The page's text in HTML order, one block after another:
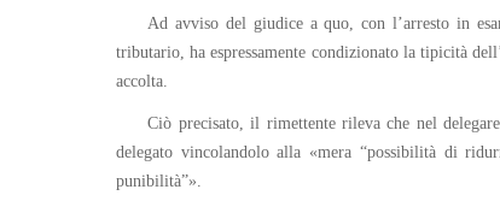
Ad avviso del giudice a quo, con l’arresto in
tributario, ha espressamente condizionato la tipicità
accolta.
Ciò precisato, il rimettente rileva che nel
delegato vincolandolo alla «mera “possibilità di
punibilità”».